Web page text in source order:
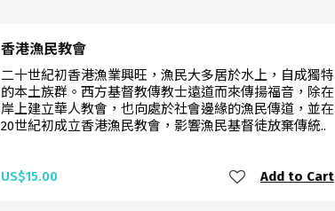
香港漁民教會
二十世紀初香港漁業興旺，漁民大多居於水上，自成獨特
的本土族群。西方基督教傳教士遠道而來傳揚福音，除在
岸上建立華人教會，也向處於社會邊緣的漁民傳道，並在
20世紀初成立香港漁民教會，影響漁民基督徒放棄傳統..
US$15.00 Add to Cart